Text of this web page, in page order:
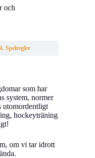
och
Spelregler
som har
system, normer
utomordentligt
hockeyträning
om vi tar idrott